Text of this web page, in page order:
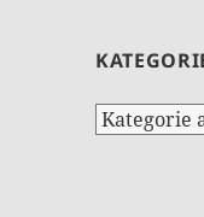
Kategorien